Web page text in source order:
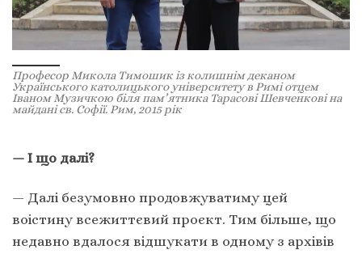
Професор Микола Тимошик із колишнім деканом
Українського католицького університету в Римі отцем
Іваном Музичкою біля пам’ятника Тарасові Шевченкові на
майдані св. Софії. Рим, 2015 рік
— І що далі?
— Далі безумовно продовжуватиму цей
воістину всежиттєвий проєкт. Тим більше, що
недавно вдалося відшукати в одному з архівів